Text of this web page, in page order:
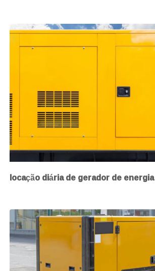
locação diária de gerador de energia